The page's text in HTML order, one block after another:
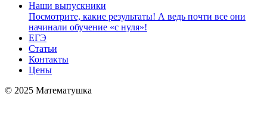
Наши выпускники
Посмотрите, какие результаты! А ведь почти все они
начинали обучение «с нуля»!
ЕГЭ
Статьи
Контакты
Цены
© 2025 Математушка